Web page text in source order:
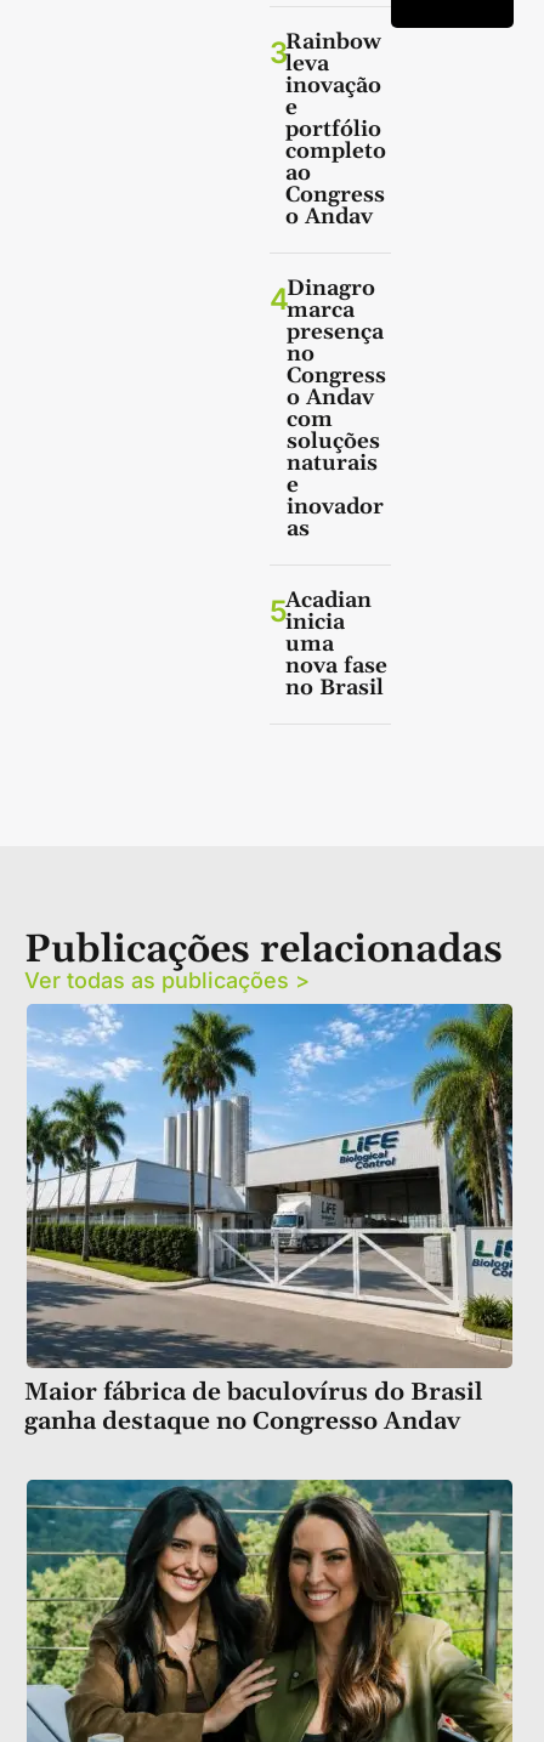
3Rainbow
leva
inovação
e
portfólio
completo
ao
Congress
o Andav
4Dinagro
marca
presença
no
Congress
o Andav
com
soluções
naturais
e
inovador
as
5Acadian
inicia
uma
nova fase
no Brasil
Publicações relacionadas
Ver todas as publicações >
Maior fábrica de baculovírus do Brasil
ganha destaque no Congresso Andav